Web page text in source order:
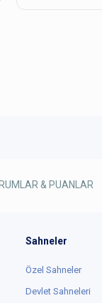
& PUANLAR
Sahneler
Özel Sahneler
Devlet Sahneleri